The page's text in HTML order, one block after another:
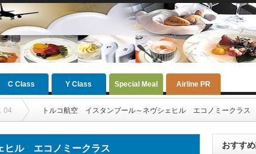
C Class Y Class Special Meal Airline PR
04 トルコ航空 イスタンブール～ネヴシェヒル エコノミークラス
ヒル エコノミークラス おすす